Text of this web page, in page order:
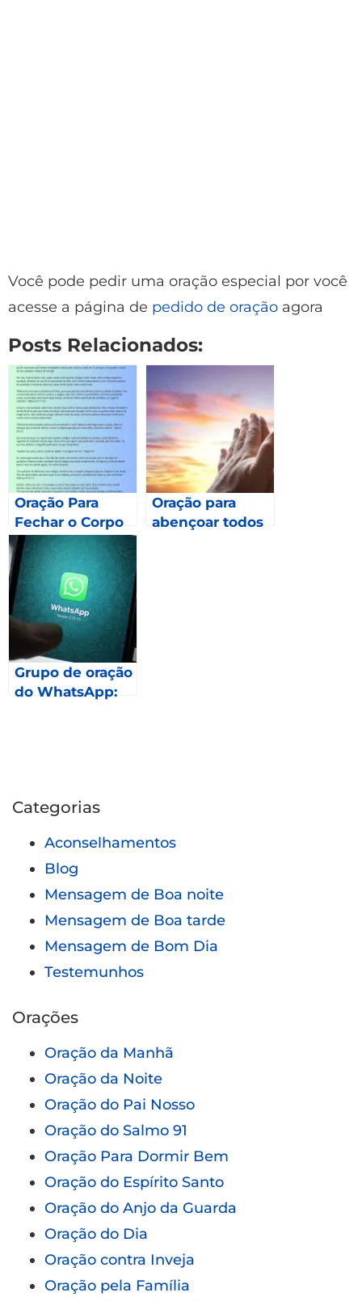
Você pode pedir uma oração especial por você
acesse a página de pedido de oração agora
Posts Relacionados:
Oração Para
Fechar o Corpo
Oração para
abençoar todos
Grupo de oração
do WhatsApp:
Categorias
Aconselhamentos
Blog
Mensagem de Boa noite
Mensagem de Boa tarde
Mensagem de Bom Dia
Testemunhos
Orações
Oração da Manhã
Oração da Noite
Oração do Pai Nosso
Oração do Salmo 91
Oração Para Dormir Bem
Oração do Espírito Santo
Oração do Anjo da Guarda
Oração do Dia
Oração contra Inveja
Oração pela Família